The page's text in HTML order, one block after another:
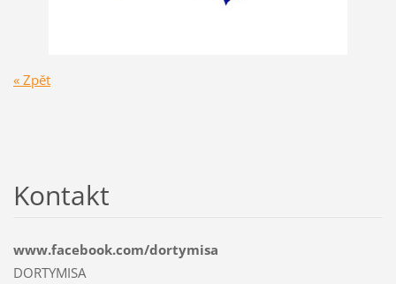
« Zpět
Kontakt
www.facebook.com/dortymisa
DORTYMISA